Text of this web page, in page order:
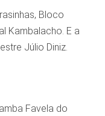
Bloco
Kambalacho. E a
Júlio Diniz.
Favela do